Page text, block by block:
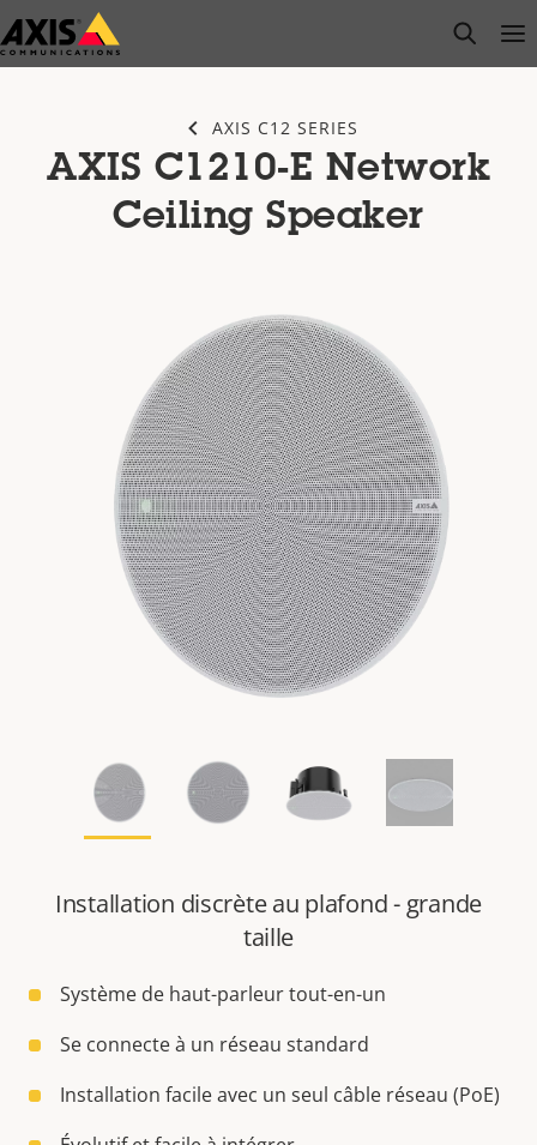
Passer
au
open
AXIS C12 SERIES
AXIS C1210-E Network
Ceiling Speaker
Installation discrète au plafond - grande
taille
Système de haut-parleur tout-en-un
Se connecte à un réseau standard
Installation facile avec un seul câble réseau (PoE)